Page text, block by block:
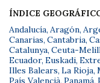
ÍNDICE
Andalucía, Aragón,
Canarias, Cantabria,
Catalunya, Ceuta-
Ecuador, Euskadi,
Illes Balears, La Rioja,
País Valencià, Panamá,